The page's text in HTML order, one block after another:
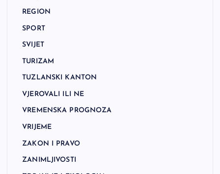
REGION
SPORT
SVIJET
TURIZAM
TUZLANSKI KANTON
VJEROVALI ILI NE
VREMENSKA PROGNOZA
VRIJEME
ZAKON I PRAVO
ZANIMLJIVOSTI